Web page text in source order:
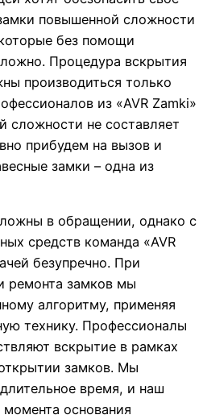
повышенной сложности
без помощи
Процедура вскрытия
производиться только
из «AVR Zamki»
сложности не составляет
прибудем на вызов и
замки – одна из
в обращении, однако с
средств команда «AVR
безупречно. При
ремонта замков мы
алгоритму, применяя
технику. Профессионалы
вскрытие в рамках
замков. Мы
время, и наш
основания